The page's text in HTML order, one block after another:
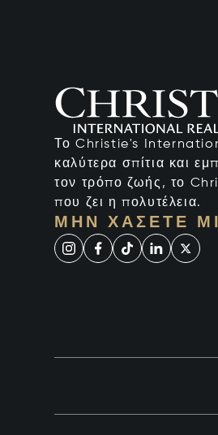
Το Christie's
καλύτερα σπίτια και
τον τρόπο ζωής, το
που ζει η πολυτέλεια.
ΜΗΝ ΧΆΣΕΤΕ